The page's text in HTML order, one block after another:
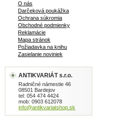
O nás
Darčeková poukážka
Ochrana súkromia
Obchodné podmienky
Reklamácie
Mapa stránok
Požiadavka na knihu
Zasielanie noviniek
ANTIKVARIÁT s.r.o.
Radničné námestie 46
08501 Bardejov
tel: 054 474 4424
mob: 0903 612078
info@antikvariatshop.sk